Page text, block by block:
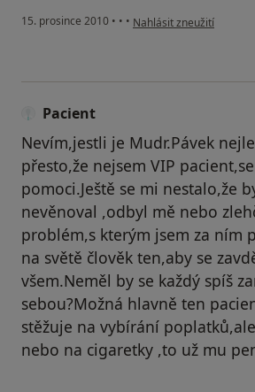
15. prosince 2010 • • • podle názoru uživatele
Nahlásit zneužití
Pacient
Nevím,jestli je Mudr.Pávek
přesto,že nejsem VIP
pomoci.Ještě se mi nestalo,že
nevěnoval ,odbyl mě nebo
problém,s kterým jsem za ním
na světě člověk ten,aby se
všem.Neměl by se každý spíš
sebou?Možná hlavně ten
stěžuje na vybírání
nebo na cigaretky ,to už mu